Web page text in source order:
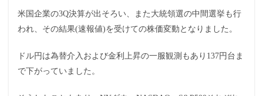
米国企業の3Q決算が出そろい、また大統領選の中間選挙も行
われ、その結果(速報値)を受けての株価変動となりました。
ドル円は為替介入および金利上昇の一服観測もあり137円台ま
で下がっていました。